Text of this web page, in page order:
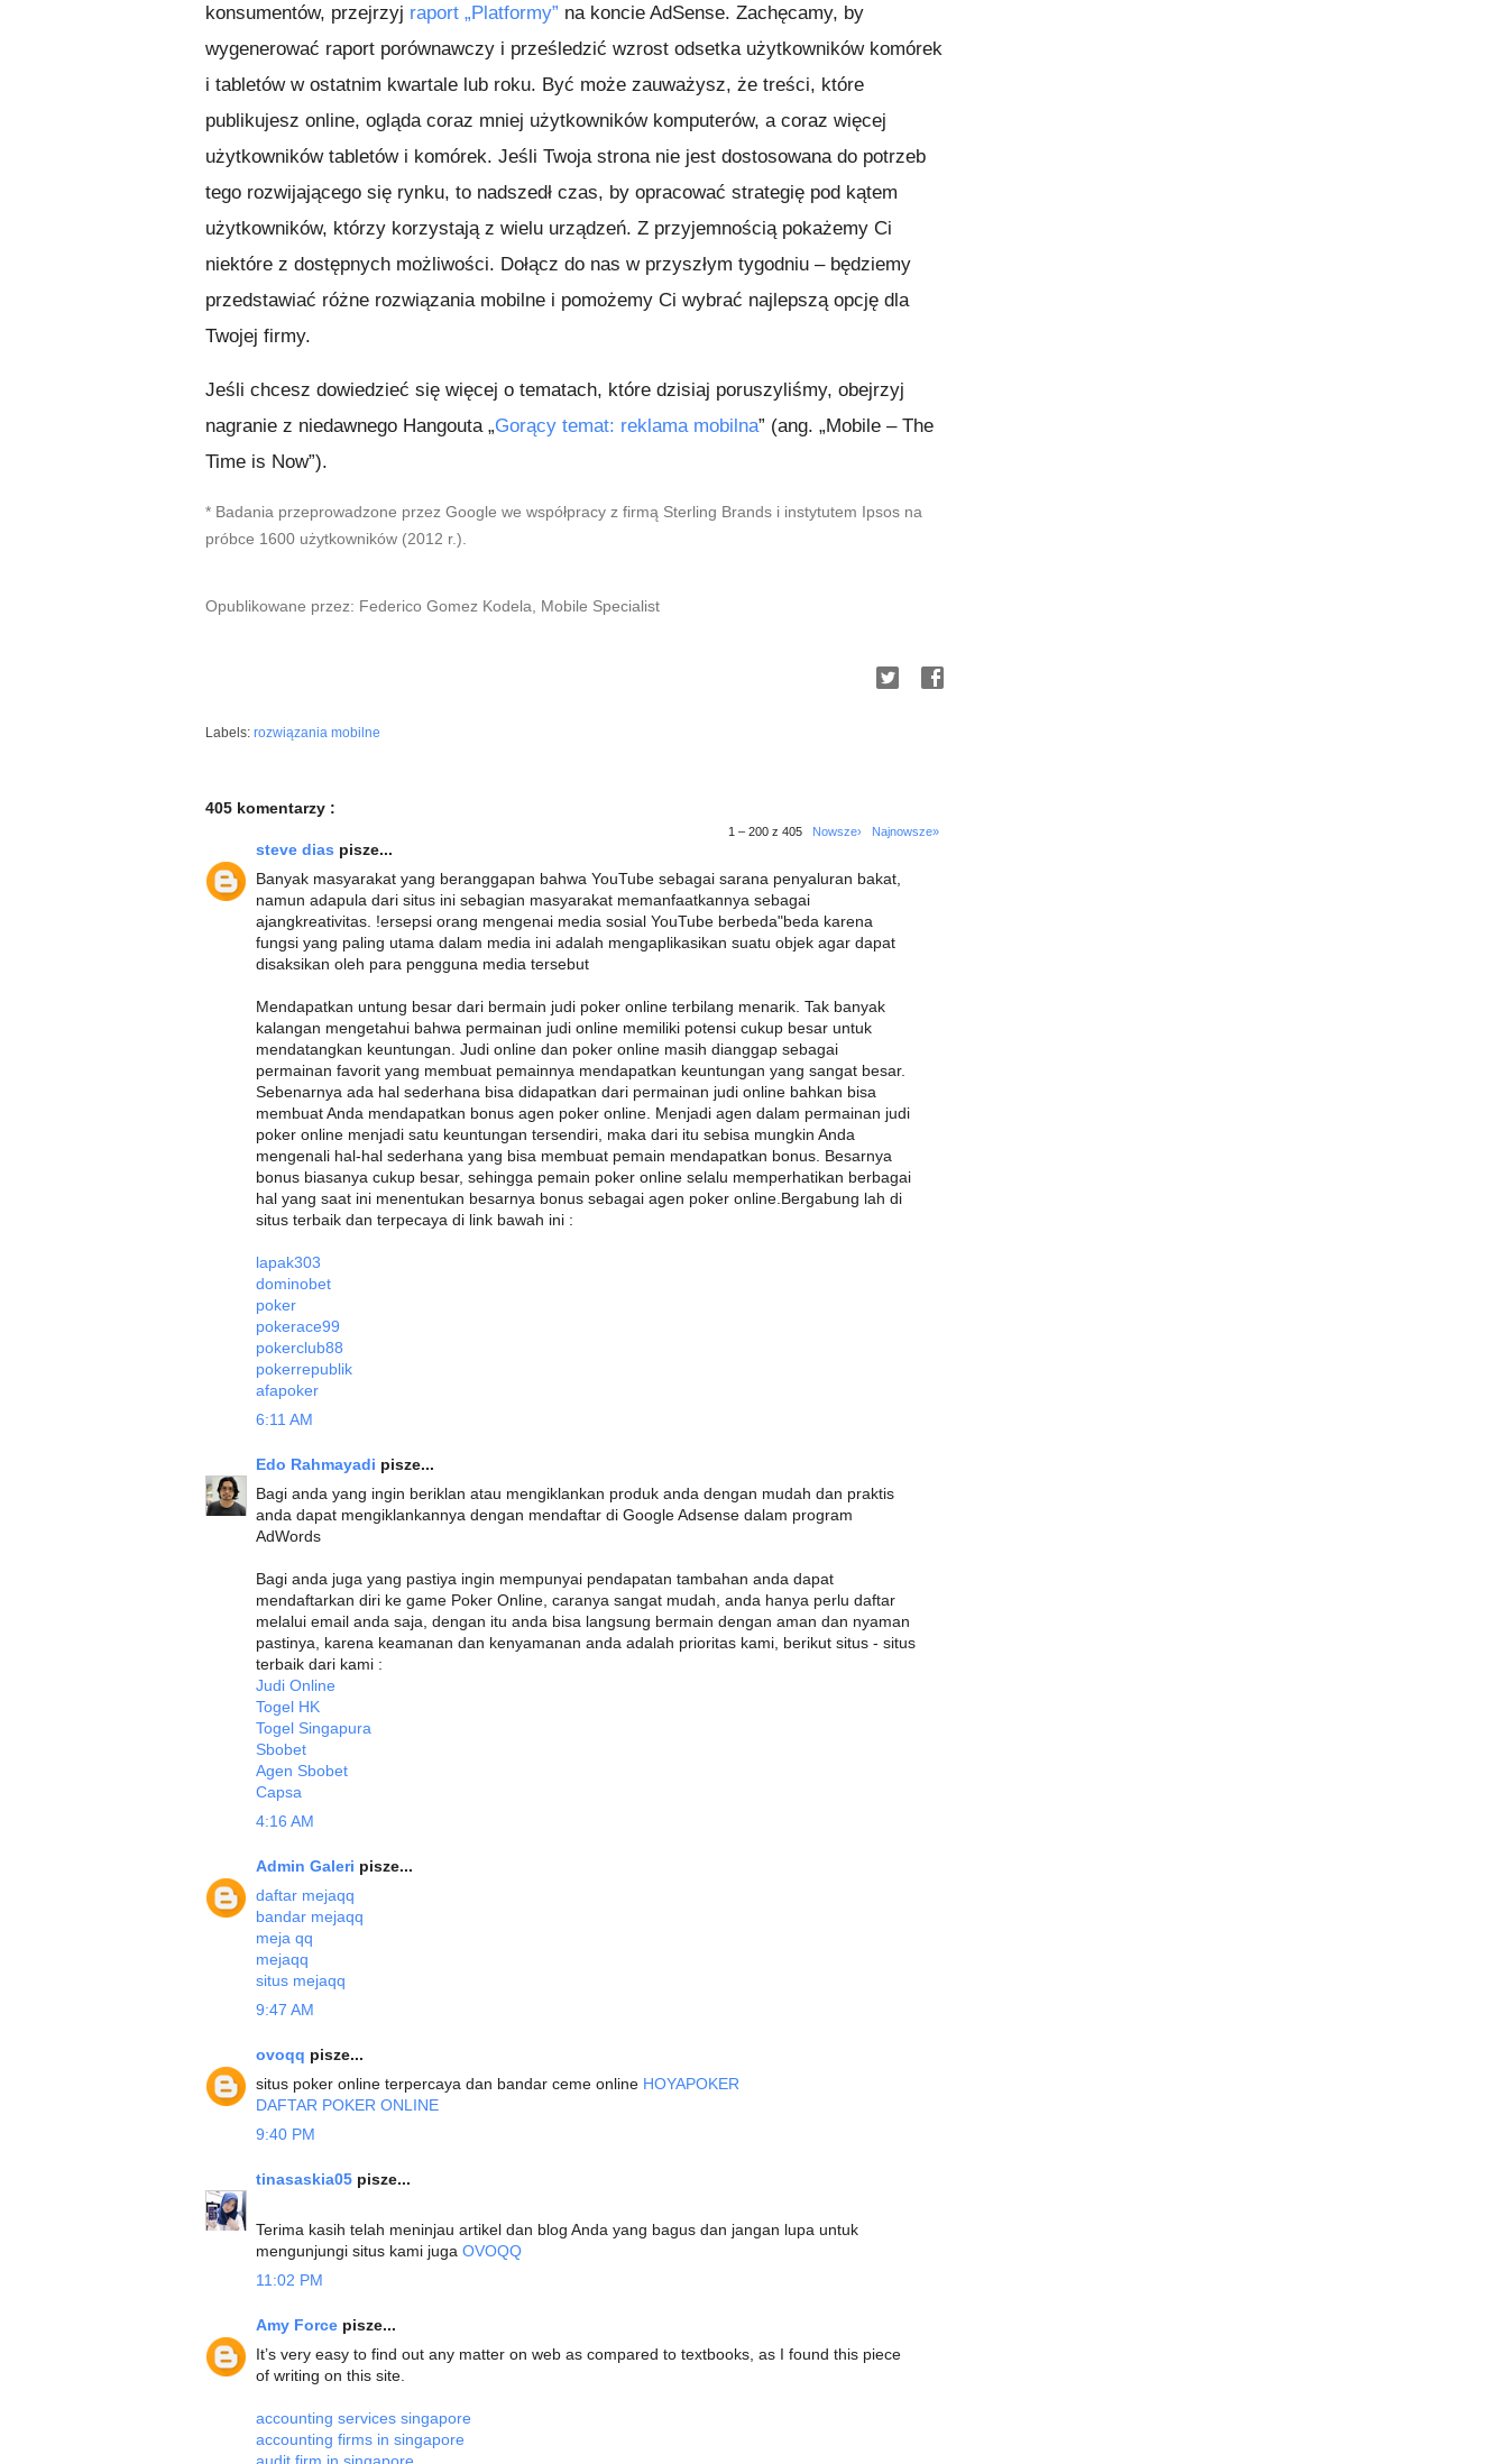
konsumentów, przejrzyj raport „Platformy” na koncie AdSense. Zachęcamy, by
wygenerować raport porównawczy i prześledzić wzrost odsetka użytkowników komórek
i tabletów w ostatnim kwartale lub roku. Być może zauważysz, że treści, które
publikujesz online, ogląda coraz mniej użytkowników komputerów, a coraz więcej
użytkowników tabletów i komórek. Jeśli Twoja strona nie jest dostosowana do potrzeb
tego rozwijającego się rynku, to nadszedł czas, by opracować strategię pod kątem
użytkowników, którzy korzystają z wielu urządzeń. Z przyjemnością pokażemy Ci
niektóre z dostępnych możliwości. Dołącz do nas w przyszłym tygodniu – będziemy
przedstawiać różne rozwiązania mobilne i pomożemy Ci wybrać najlepszą opcję dla
Twojej firmy.
Jeśli chcesz dowiedzieć się więcej o tematach, które dzisiaj poruszyliśmy, obejrzyj
nagranie z niedawnego Hangouta „Gorący temat: reklama mobilna” (ang. „Mobile – The
Time is Now”).
* Badania przeprowadzone przez Google we współpracy z firmą Sterling Brands i instytutem Ipsos na
próbce 1600 użytkowników (2012 r.).
Opublikowane przez: Federico Gomez Kodela, Mobile Specialist
Labels: rozwiązania mobilne
405 komentarzy :
1 – 200 z 405 Nowsze› Najnowsze»
steve dias pisze...
Banyak masyarakat yang beranggapan bahwa YouTube sebagai sarana penyaluran bakat,
namun adapula dari situs ini sebagian masyarakat memanfaatkannya sebagai
ajangkreativitas. !ersepsi orang mengenai media sosial YouTube berbeda"beda karena
fungsi yang paling utama dalam media ini adalah mengaplikasikan suatu objek agar dapat
disaksikan oleh para pengguna media tersebut
Mendapatkan untung besar dari bermain judi poker online terbilang menarik. Tak banyak
kalangan mengetahui bahwa permainan judi online memiliki potensi cukup besar untuk
mendatangkan keuntungan. Judi online dan poker online masih dianggap sebagai
permainan favorit yang membuat pemainnya mendapatkan keuntungan yang sangat besar.
Sebenarnya ada hal sederhana bisa didapatkan dari permainan judi online bahkan bisa
membuat Anda mendapatkan bonus agen poker online. Menjadi agen dalam permainan judi
poker online menjadi satu keuntungan tersendiri, maka dari itu sebisa mungkin Anda
mengenali hal-hal sederhana yang bisa membuat pemain mendapatkan bonus. Besarnya
bonus biasanya cukup besar, sehingga pemain poker online selalu memperhatikan berbagai
hal yang saat ini menentukan besarnya bonus sebagai agen poker online.Bergabung lah di
situs terbaik dan terpecaya di link bawah ini :
lapak303
dominobet
poker
pokerace99
pokerclub88
pokerrepublik
afapoker
6:11 AM
Edo Rahmayadi pisze...
Bagi anda yang ingin beriklan atau mengiklankan produk anda dengan mudah dan praktis
anda dapat mengiklankannya dengan mendaftar di Google Adsense dalam program
AdWords
Bagi anda juga yang pastiya ingin mempunyai pendapatan tambahan anda dapat
mendaftarkan diri ke game Poker Online, caranya sangat mudah, anda hanya perlu daftar
melalui email anda saja, dengan itu anda bisa langsung bermain dengan aman dan nyaman
pastinya, karena keamanan dan kenyamanan anda adalah prioritas kami, berikut situs - situs
terbaik dari kami :
Judi Online
Togel HK
Togel Singapura
Sbobet
Agen Sbobet
Capsa
4:16 AM
Admin Galeri pisze...
daftar mejaqq
bandar mejaqq
meja qq
mejaqq
situs mejaqq
9:47 AM
ovoqq pisze...
situs poker online terpercaya dan bandar ceme online HOYAPOKER
DAFTAR POKER ONLINE
9:40 PM
tinasaskia05 pisze...
Terima kasih telah meninjau artikel dan blog Anda yang bagus dan jangan lupa untuk
mengunjungi situs kami juga OVOQQ
11:02 PM
Amy Force pisze...
It’s very easy to find out any matter on web as compared to textbooks, as I found this piece
of writing on this site.
accounting services singapore
accounting firms in singapore
audit firm in singapore